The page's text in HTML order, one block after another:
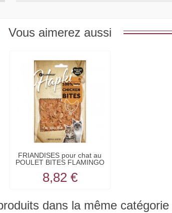
Vous aimerez aussi
FRIANDISES pour chat au
POULET BITES FLAMINGO
8,82 €
dans la même catégorie